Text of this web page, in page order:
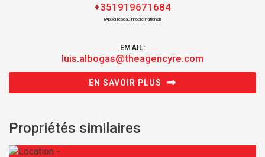
+351919671684
(Appel réseau mobile national)
EMAIL:
luis.albogas@theagencyre.com
EN SAVOIR PLUS
Propriétés similaires